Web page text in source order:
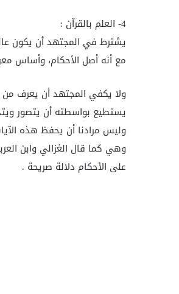
4- العلم بالقرآن :
يشترط في المجتهد أن يكون
مع أنه أصل الأحكام، وأساس
ولا يكفي المجتهد أن يعرف من
يستطيع بواسطته أن يتصور
وليس مرادنا أن يحفظ هذه
وهي كما قال الغزالي وابن
على الأحكام دلالة صريحة .